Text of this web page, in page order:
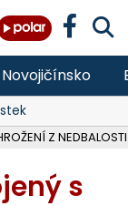
Novojičínsko
Z NEDBALOSTI
s